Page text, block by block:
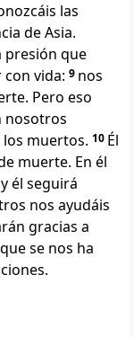
las
de Asia.
presión que
vida: 9 nos
Pero eso
nosotros
los muertos. 10 Él
muerte. En él
él seguirá
nos ayudáis
gracias a
se nos ha